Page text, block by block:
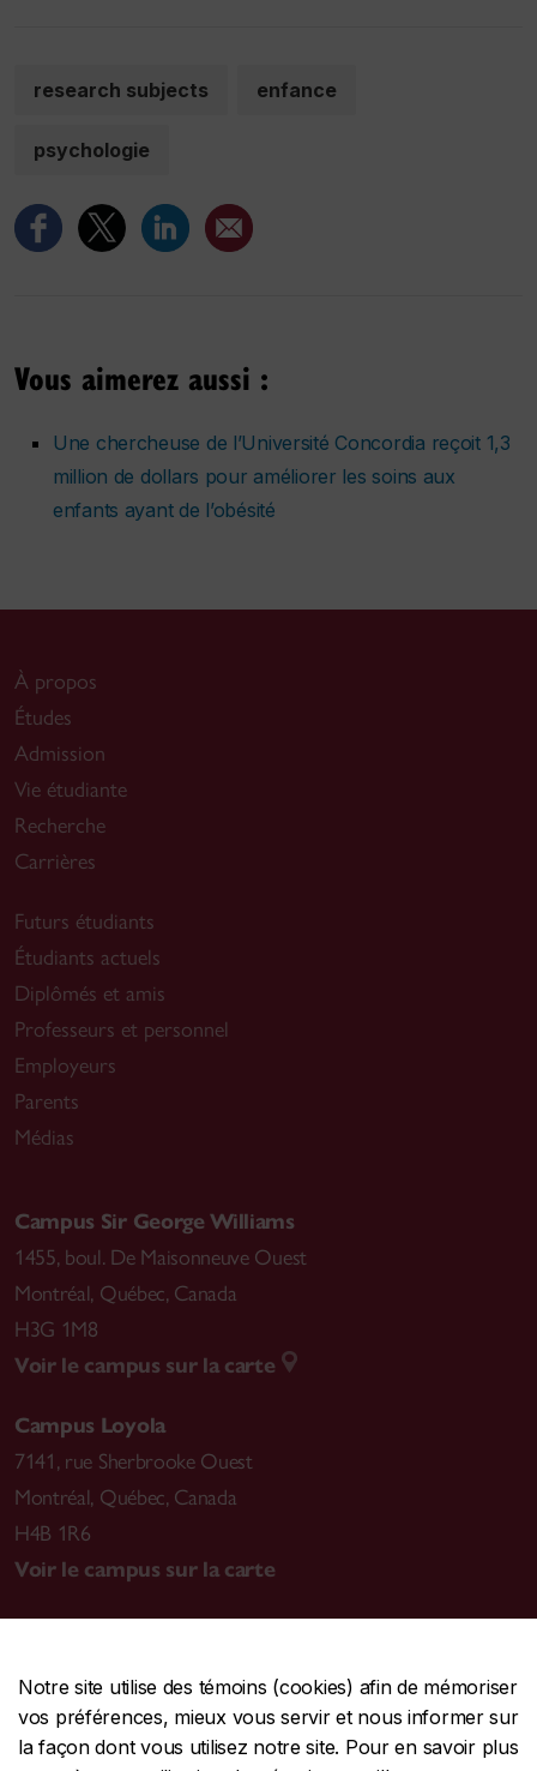
Notre site utilise des témoins (cookies) afin de mémoriser
vos préférences, mieux vous servir et nous informer sur
la façon dont vous utilisez notre site. Pour en savoir plus
research subjects enfance
psychologie
Vous aimerez aussi :
Une chercheuse de l’Université Concordia reçoit 1,3
million de dollars pour améliorer les soins aux
enfants ayant de l’obésité
À propos
Études
Admission
Vie étudiante
Recherche
Carrières
Futurs étudiants
Étudiants actuels
Diplômés et amis
Professeurs et personnel
Employeurs
Parents
Médias
Campus Sir George Williams
1455, boul. De Maisonneuve Ouest
Montréal, Québec, Canada
H3G 1M8
Voir le campus sur la carte
Campus Loyola
7141, rue Sherbrooke Ouest
Montréal, Québec, Canada
H4B 1R6
Voir le campus sur la carte
CENTRALE514-848-2424
URGENCE514-848-3717